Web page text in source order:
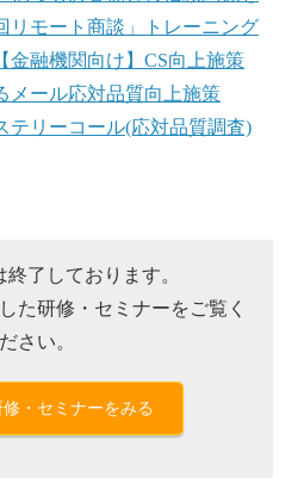
リモート商談」トレーニング
金融機関向け】CS向上施策
メール応対品質向上施策
テリーコール(応対品質調査)
了しております。
た研修・セミナーをご覧く
ださい。
・セミナーをみる